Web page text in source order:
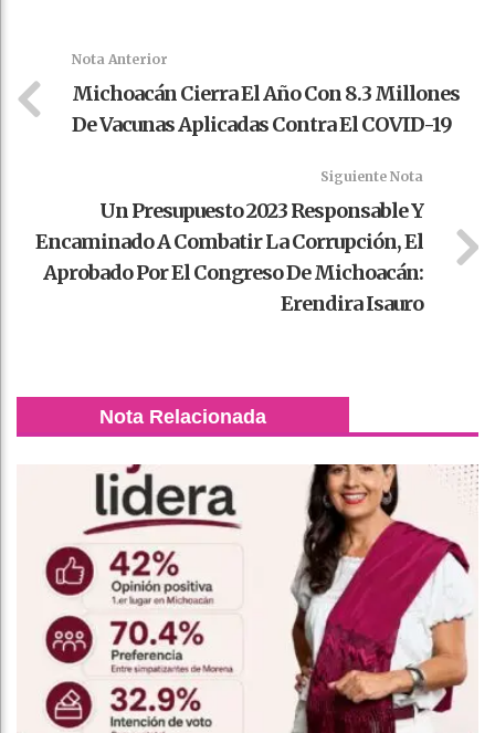
Nota Anterior
Michoacán Cierra El Año Con 8.3 Millones
De Vacunas Aplicadas Contra El COVID-19
Siguiente Nota
Un Presupuesto 2023 Responsable Y
Encaminado A Combatir La Corrupción, El
Aprobado Por El Congreso De Michoacán:
Erendira Isauro
Nota Relacionada